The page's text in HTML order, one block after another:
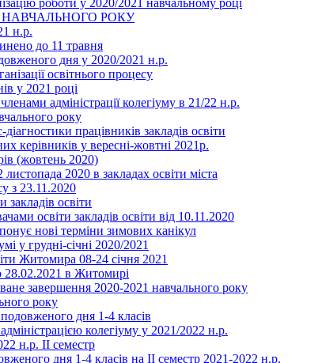
роботи у 2020/2021 навчальному році
НАВЧАЛЬНОГО РОКУ
н.р.
до 11 травня
дня у 2020/2021 н.р.
освітнього процесу
у 2021 році
адміністрації колегіуму в 21/22 н.р.
року
працівників закладів освіти
керівників у вересні-жовтні 2021р.
(жовтень 2020)
2020 в закладах освіти міста
з 23.11.2020
освіти
освіти закладів освіти від 10.11.2020
нові терміни зимових канікул
у грудні-січні 2020/2021
Житомира 08-24 січня 2021
28.02.2021 в Житомирі
завершення 2020-2021 навчального року
року
дня 1-4 класів
колегіуму у 2021/2022 н.р.
н.р. ІІ семестр
дня 1-4 класів на ІІ семестр 2021-2022 н.р.